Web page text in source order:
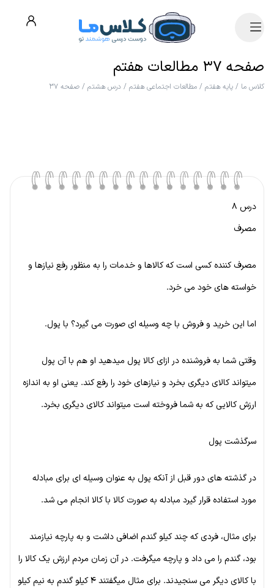
صفحه ۳۷ مطالعات هفتم
کلاس ما / پایه هفتم / مطالعات اجتماعی هفتم / درس هشتم / صفحه ۳۷
درس ۸
مصرف
مصرف کننده کسی است که کالاها و خدمات را به منظور رفع نیازها و
خواسته های خود می خرد.
اما این خرید و فروش با چه وسیله ای صورت می گیرد؟ با پول.
وقتی شما به فروشنده در ازای کالا پول میدهید او هم با آن پول
میتواند کالای دیگری بخرد و نیازهای خود را رفع کند. یعنی او به اندازه
ارزش کالایی که به شما فروخته است میتواند کالای دیگری بخرد.
سرگذشت پول
در گذشته های دور قبل از آنکه پول به عنوان وسیله ای برای مبادله
مورد استفاده قرار گیرد مبادله به صورت کالا با کالا انجام می شد.
برای مثال، فردی که چند کیلو گندم اضافی داشت و به پارچه نیازمند
بود، گندم را می داد و پارچه میگرفت. در آن زمان مردم ارزش یک کالا را
با کالای دیگر می سنجیدند. برای مثال میگفتند ۴ کیلو گندم به نیم کیلو